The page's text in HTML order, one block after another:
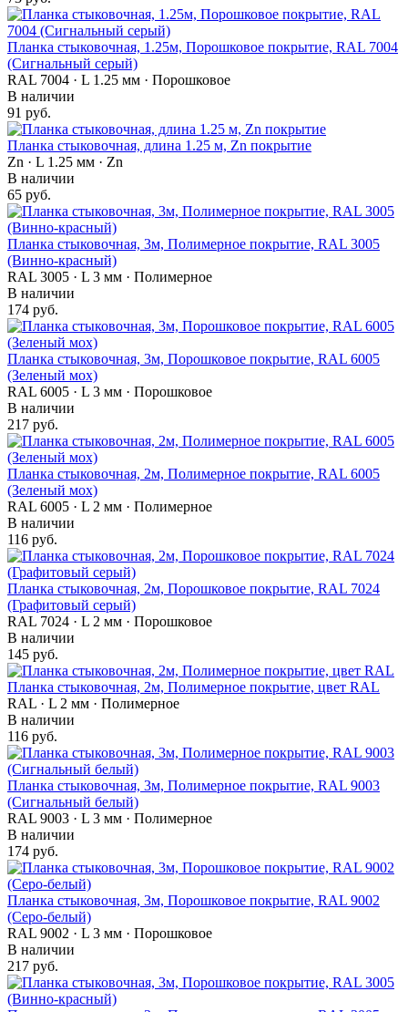
Планка стыковочная, 1.25м, Порошковое покрытие, RAL 7004
(Сигнальный серый)
RAL 7004 · L 1.25 мм · Порошковое
В наличии
91 руб.
Планка стыковочная, длина 1.25 м, Zn покрытие
Zn · L 1.25 мм · Zn
В наличии
65 руб.
Планка стыковочная, 3м, Полимерное покрытие, RAL 3005
(Винно-красный)
RAL 3005 · L 3 мм · Полимерное
В наличии
174 руб.
Планка стыковочная, 3м, Порошковое покрытие, RAL 6005
(Зеленый мох)
RAL 6005 · L 3 мм · Порошковое
В наличии
217 руб.
Планка стыковочная, 2м, Полимерное покрытие, RAL 6005
(Зеленый мох)
RAL 6005 · L 2 мм · Полимерное
В наличии
116 руб.
Планка стыковочная, 2м, Порошковое покрытие, RAL 7024
(Графитовый серый)
RAL 7024 · L 2 мм · Порошковое
В наличии
145 руб.
Планка стыковочная, 2м, Полимерное покрытие, цвет RAL
RAL · L 2 мм · Полимерное
В наличии
116 руб.
Планка стыковочная, 3м, Полимерное покрытие, RAL 9003
(Сигнальный белый)
RAL 9003 · L 3 мм · Полимерное
В наличии
174 руб.
Планка стыковочная, 3м, Порошковое покрытие, RAL 9002
(Серо-белый)
RAL 9002 · L 3 мм · Порошковое
В наличии
217 руб.